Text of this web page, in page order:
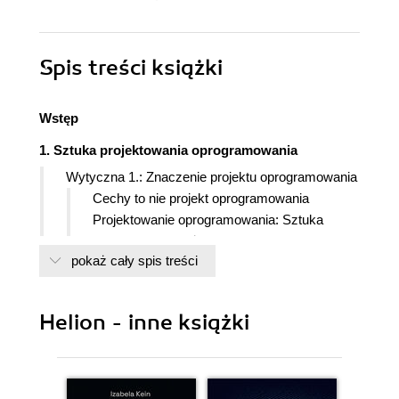
Spis treści książki
Wstęp
1. Sztuka projektowania oprogramowania
Wytyczna 1.: Znaczenie projektu oprogramowania
Cechy to nie projekt oprogramowania
Projektowanie oprogramowania: Sztuka
zarządzania zależnościami i abstrakcjami
Trzy poziomy projektowania oprogramowania
oraz zasady projektowe
Przykład sztucznych powiązań
pokaż cały spis treści
Helion - inne książki